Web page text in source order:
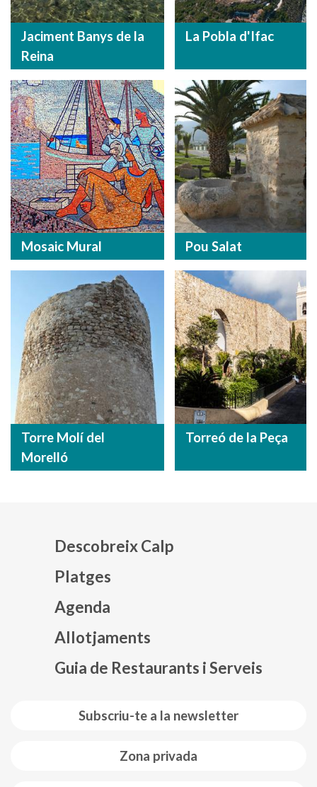
Jaciment Banys de la
Reina
La Pobla d'Ifac
Mosaic Mural Pou Salat
Torre Molí del
Morelló
Torreó de la Peça
Subscriu-te a la newsletter
Zona privada
Descobreix Calp
Platges
Agenda
Allotjaments
Guia de Restaurants i Serveis